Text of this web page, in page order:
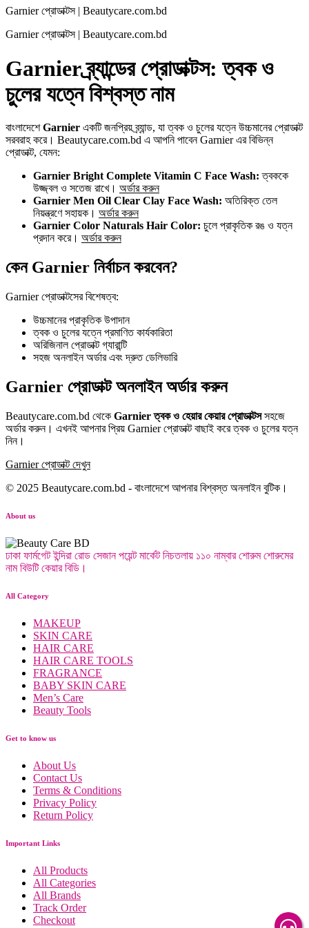
Garnier প্রোডাক্টস | Beautycare.com.bd
Garnier প্রোডাক্টস | Beautycare.com.bd
Garnier ব্র্যান্ডের প্রোডাক্টস: ত্বক ও
চুলের যত্নে বিশ্বস্ত নাম
বাংলাদেশেGarnier একটি জনপ্রিয় ব্র্যান্ড, যা ত্বক ও চুলের যত্নে উচ্চমানের প্রোডাক্ট
সরবরাহ করে। Beautycare.com.bd এ আপনি পাবেন Garnier এর বিভিন্ন
প্রোডাক্ট, যেমন:
Garnier Bright Complete Vitamin C Face Wash: ত্বককে
উজ্জ্বল ও সতেজ রাখে। অর্ডার করুন
Garnier Men Oil Clear Clay Face Wash: অতিরিক্ত তেল
নিয়ন্ত্রণে সহায়ক। অর্ডার করুন
Garnier Color Naturals Hair Color: চুলে প্রাকৃতিক রঙ ও যত্ন
প্রদান করে। অর্ডার করুন
কেন Garnier নির্বাচন করবেন?
Garnier প্রোডাক্টসের বিশেষত্ব:
উচ্চমানের প্রাকৃতিক উপাদান
ত্বক ও চুলের যত্নে প্রমাণিত কার্যকারিতা
অরিজিনাল প্রোডাক্ট গ্যারান্টি
সহজ অনলাইন অর্ডার এবং দ্রুত ডেলিভারি
Garnier প্রোডাক্ট অনলাইন অর্ডার করুন
Beautycare.com.bd থেকে Garnier ত্বক ও হেয়ার কেয়ার প্রোডাক্টসসহজে
অর্ডার করুন। এখনই আপনার প্রিয় Garnier প্রোডাক্ট বাছাই করে ত্বক ও চুলের যত্ন
নিন।
Garnier প্রোডাক্ট দেখুন
© 2025 Beautycare.com.bd - বাংলাদেশে আপনার বিশ্বস্ত অনলাইন বুটিক।
About us
ঢাকা ফার্মগেট ইন্দিরা রোড সেজান পয়েন্ট মার্কেট নিচতলায় ১১০ নাম্বার শোরুম শোরুমের
নাম বিউটি কেয়ার বিডি।
All Category
MAKEUP
SKIN CARE
HAIR CARE
HAIR CARE TOOLS
FRAGRANCE
BABY SKIN CARE
Men’s Care
Beauty Tools
Get to know us
About Us
Contact Us
Terms & Conditions
Privacy Policy
Return Policy
Important Links
All Products
All Categories
All Brands
Track Order
Checkout